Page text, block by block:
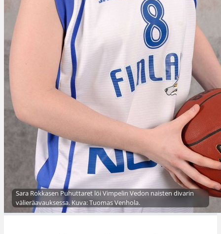
Sara Rokkasen Puhuttaret löi Vimpelin Vedon naisten divarin
välieräavauksessa. Kuva: Tuomas Venhola.